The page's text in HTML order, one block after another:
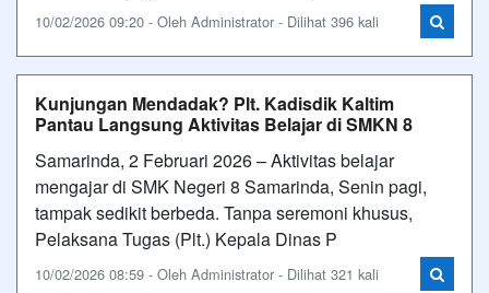
10/02/2026 09:20 - Oleh Administrator - Dilihat 396 kali
Kunjungan Mendadak? Plt. Kadisdik Kaltim
Pantau Langsung Aktivitas Belajar di SMKN 8
Samarinda, 2 Februari 2026 – Aktivitas belajar
mengajar di SMK Negeri 8 Samarinda, Senin pagi,
tampak sedikit berbeda. Tanpa seremoni khusus,
Pelaksana Tugas (Plt.) Kepala Dinas P
10/02/2026 08:59 - Oleh Administrator - Dilihat 321 kali